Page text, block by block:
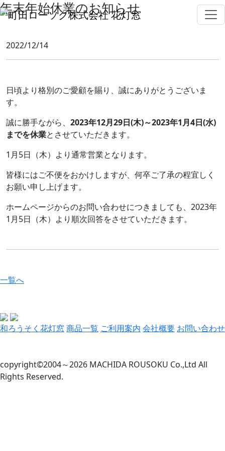
年末年始休業のお知らせ
2022/12/14
日頃より格別のご愛顧を賜り、誠にありがとうございま
す。
誠に勝手ながら、 2023年12月29日(木)～2023年1月4日(水)
までを休業とさせていただきます。
1月5日（木）より通常営業となります。
皆様にはご不便をおかけしますが、何卒ご了承の程宜しく
お願い申し上げます。
ホームページからのお問い合わせにつきましても、2023年
1月5日（木）より順次回答をさせていただきます。
一覧へ
和ろうそく花灯窓 商品一覧 ご利用案内 会社概要 お問い合わせ
copyright©2004～2026 MACHIDA ROUSOKU Co.,Ltd All
Rights Reserved.